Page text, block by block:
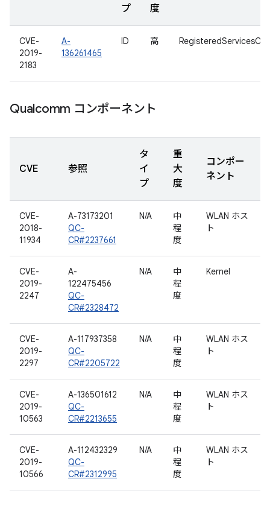
プ 度
CVE-
2019-
2183
A-
136261465
ID 高
Qualcomm コンポーネント
CVE 参照
タ
イ
プ
重
大
度
コンポー
ネント
CVE-
2018-
11934
A-73173201
QC-
CR#2237661
N/A
中
程
度
WLAN ホス
ト
CVE-
2019-
2247
A-
122475456
QC-
CR#2328472
N/A
中
程
度
Kernel
CVE-
2019-
2297
A-117937358
QC-
CR#2205722
N/A
中
程
度
WLAN ホス
ト
CVE-
2019-
10563
A-136501612
QC-
CR#2213655
N/A
中
程
度
WLAN ホス
ト
CVE-
2019-
10566
A-112432329
QC-
CR#2312995
N/A
中
程
度
WLAN ホス
ト